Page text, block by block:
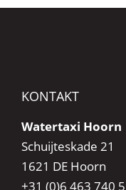
KONTAKT
Watertaxi Hoorn
Schuijteskade 21
1621 DE Hoorn
+31 (0)6 463 740